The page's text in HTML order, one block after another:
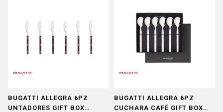
BUGATTI ALLEGRA 6PZ
UNTADORES GIFT BOX
BUGATTI ALLEGRA 6PZ
CUCHARA CAFÉ GIFT BOX